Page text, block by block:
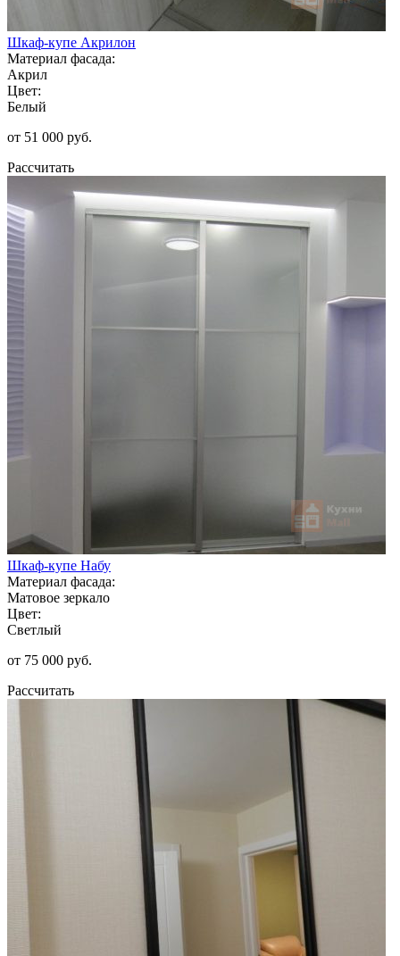
Шкаф-купе Акрилон
Материал фасада:
Акрил
Цвет:
Белый
от 51 000 руб.
Рассчитать
Шкаф-купе Набу
Материал фасада:
Матовое зеркало
Цвет:
Светлый
от 75 000 руб.
Рассчитать